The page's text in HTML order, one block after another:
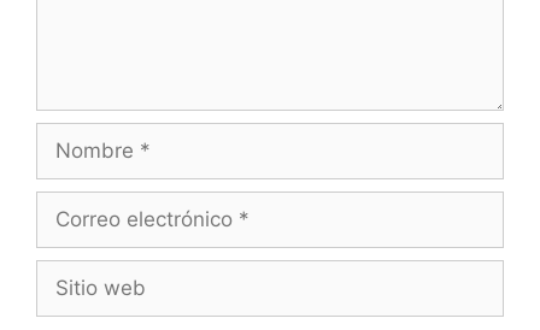
Nombre
Correo
Sitio
web